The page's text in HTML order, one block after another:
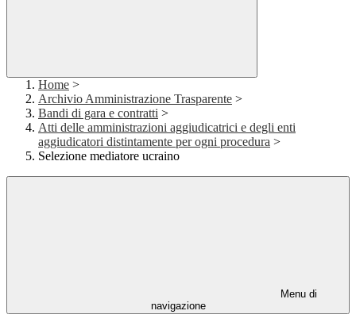
Home >
Archivio Amministrazione Trasparente >
Bandi di gara e contratti >
Atti delle amministrazioni aggiudicatrici e degli enti
aggiudicatori distintamente per ogni procedura >
Selezione mediatore ucraino
Menu di
navigazione